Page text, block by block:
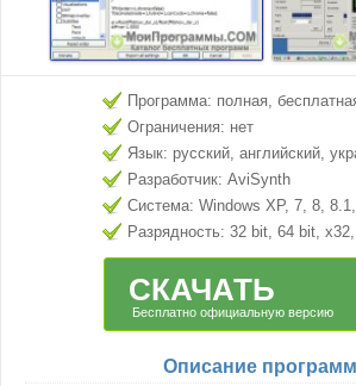
Программа: полная,
Ограничения: нет
Язык: русский, английский,
Разработчик: AviSynth
Система: Windows XP, 7, 8,
Разрядность: 32 bit, 64 bit,
СКАЧАТЬ
Бесплатно официальную версию
Описание